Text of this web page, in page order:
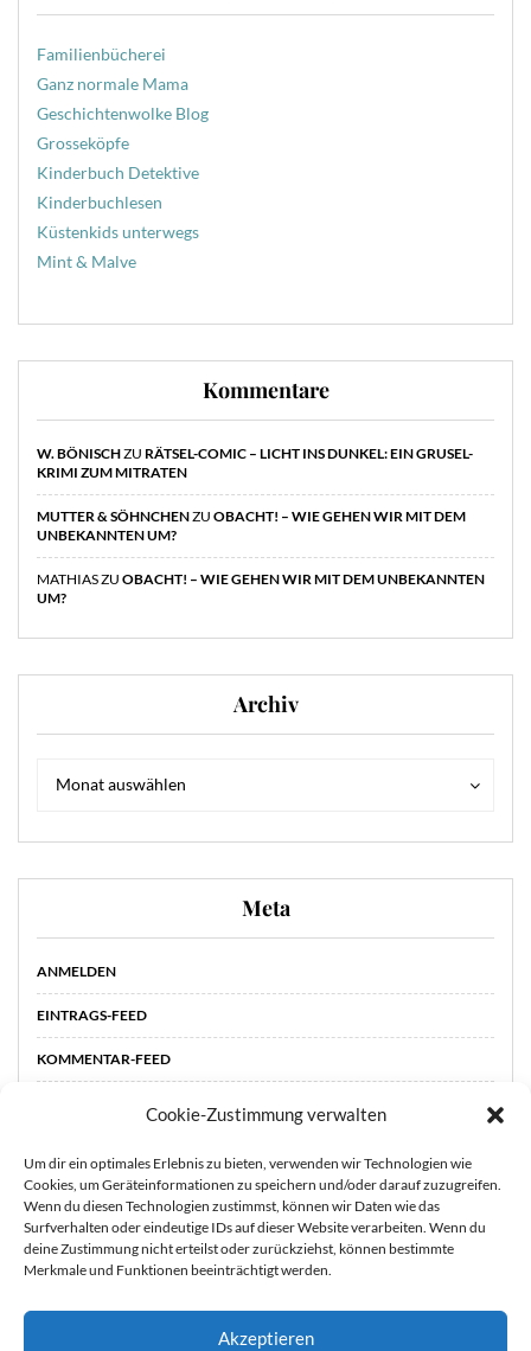
Cookie-Zustimmung verwalten
Um dir ein optimales Erlebnis zu bieten, verwenden wir Technologien wie
Cookies, um Geräteinformationen zu speichern und/oder darauf zuzugreifen.
Wenn du diesen Technologien zustimmst, können wir Daten wie das
Surfverhalten oder eindeutige IDs auf dieser Website verarbeiten. Wenn du
deine Zustimmung nicht erteilst oder zurückziehst, können bestimmte
Merkmale und Funktionen beeinträchtigt werden.
Akzeptieren
Familienbücherei
Ganz normale Mama
Geschichtenwolke Blog
Grosseköpfe
Kinderbuch Detektive
Kinderbuchlesen
Küstenkids unterwegs
Mint & Malve
Kommentare
W. BÖNISCHZU RÄTSEL-COMIC – LICHT INS DUNKEL: EIN GRUSEL-
KRIMI ZUM MITRATEN
MUTTER & SÖHNCHENZU OBACHT! – WIE GEHEN WIR MIT DEM
UNBEKANNTEN UM?
MATHIASZU OBACHT! – WIE GEHEN WIR MIT DEM UNBEKANNTEN
UM?
Archiv
Monat auswählen
Meta
ANMELDEN
EINTRAGS-FEED
KOMMENTAR-FEED